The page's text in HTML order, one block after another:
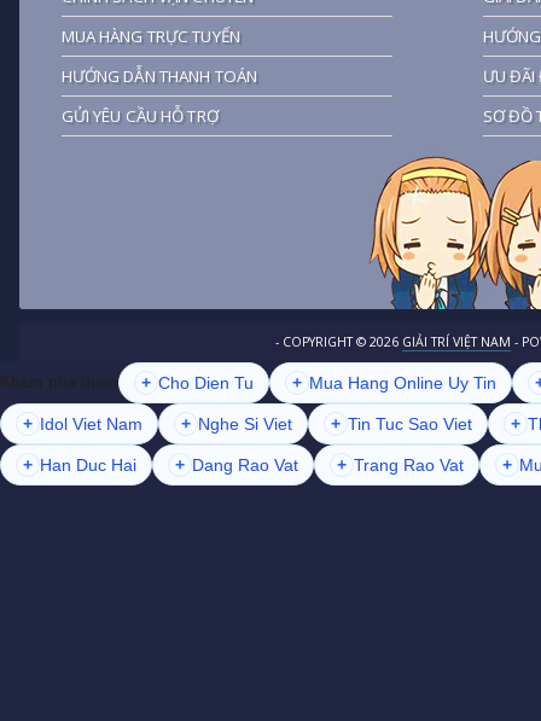
MUA HÀNG TRỰC TUYẾN
HƯỚNG DẪN THANH TOÁN
GỬI YÊU CẦU HỖ TRỢ
ƯU ĐÃI
SƠ ĐỒ
- COPYRIGHT © 2026 GIẢI TRÍ VIỆT NAM -
Khám phá thêm + Cho Dien Tu + Mua Hang Online Uy Tin
+ Idol Viet Nam + Nghe Si Viet + Tin Tuc Sao Viet +
+ Han Duc Hai + Dang Rao Vat + Trang Rao Vat +